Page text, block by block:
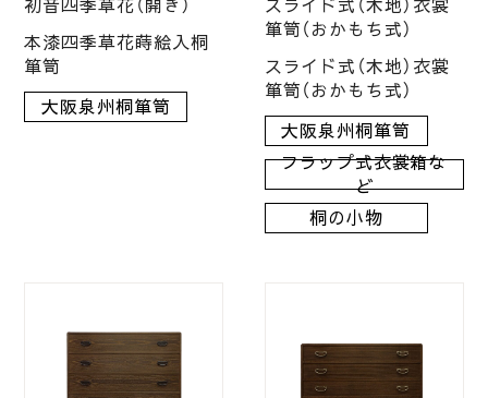
初音四季草花（開き）
本漆四季草花蒔絵入桐
箪笥
大阪泉州桐箪笥
スライド式（木地）衣裳
箪笥（おかもち式）
スライド式（木地）衣裳
箪笥（おかもち式）
大阪泉州桐箪笥
フラップ式衣裳箱な
ど
桐の小物